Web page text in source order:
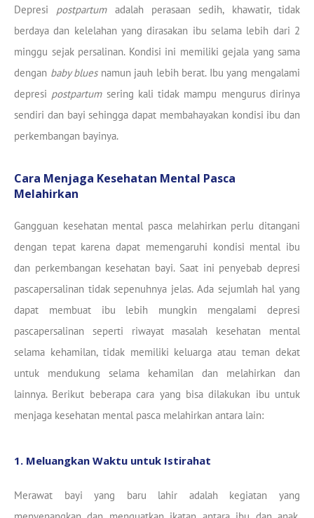
Depresi postpartumadalah perasaan sedih, khawatir, tidak
berdaya dan kelelahan yang dirasakan ibu selama lebih dari 2
minggu sejak persalinan. Kondisi ini memiliki gejala yang sama
dengan baby blues namun jauh lebih berat. Ibu yang mengalami
depresi postpartumsering kali tidak mampu mengurus dirinya
sendiri dan bayi sehingga dapat membahayakan kondisi ibu dan
perkembangan bayinya.
Cara Menjaga Kesehatan Mental Pasca
Melahirkan
Gangguan kesehatan mental pasca melahirkan perlu ditangani
dengan tepat karena dapat memengaruhi kondisi mental ibu
dan perkembangan kesehatan bayi. Saat ini penyebab depresi
pascapersalinan tidak sepenuhnya jelas. Ada sejumlah hal yang
dapat membuat ibu lebih mungkin mengalami depresi
pascapersalinan seperti riwayat masalah kesehatan mental
selama kehamilan, tidak memiliki keluarga atau teman dekat
untuk mendukung selama kehamilan dan melahirkan dan
lainnya. Berikut beberapa cara yang bisa dilakukan ibu untuk
menjaga kesehatan mental pasca melahirkan antara lain:
1. Meluangkan Waktu untuk Istirahat
Merawat bayi yang baru lahir adalah kegiatan yang